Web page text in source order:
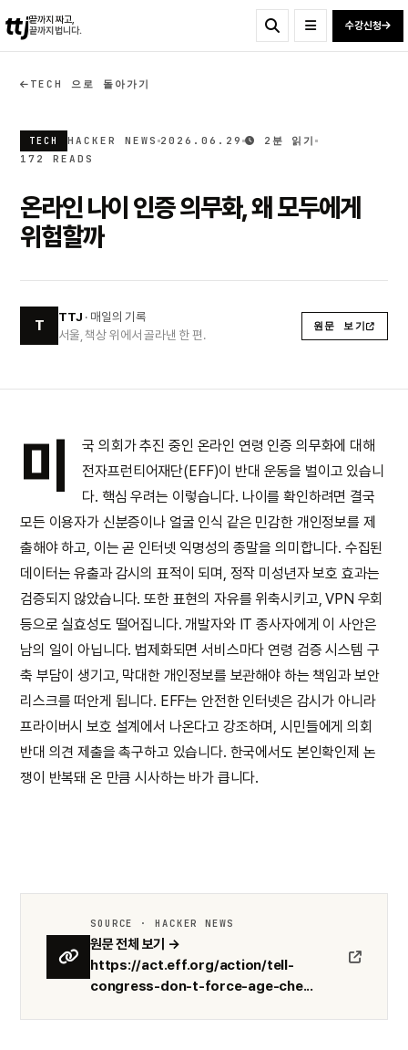
ttj끝까지 짜고,
끝까지 법니다.
수강신청
TECH 으로 돌아가기
TECH HACKER NEWS 2026.06.29
2분 읽기
172 READS
온라인 나이 인증 의무화, 왜 모두에게
위험할까
T
TTJ · 매일의 기록
서울, 책상 위에서 골라낸 한 편.
원문 보기
미
국 의회가 추진 중인 온라인 연령 인증 의무화에 대해
전자프런티어재단(EFF)이 반대 운동을 벌이고 있습니
다. 핵심 우려는 이렇습니다. 나이를 확인하려면 결국
모든 이용자가 신분증이나 얼굴 인식 같은 민감한 개인정보를 제
출해야 하고, 이는 곧 인터넷 익명성의 종말을 의미합니다. 수집된
데이터는 유출과 감시의 표적이 되며, 정작 미성년자 보호 효과는
검증되지 않았습니다. 또한 표현의 자유를 위축시키고, VPN 우회
등으로 실효성도 떨어집니다. 개발자와 IT 종사자에게 이 사안은
남의 일이 아닙니다. 법제화되면 서비스마다 연령 검증 시스템 구
축 부담이 생기고, 막대한 개인정보를 보관해야 하는 책임과 보안
리스크를 떠안게 됩니다. EFF는 안전한 인터넷은 감시가 아니라
프라이버시 보호 설계에서 나온다고 강조하며, 시민들에게 의회
반대 의견 제출을 촉구하고 있습니다. 한국에서도 본인확인제 논
쟁이 반복돼 온 만큼 시사하는 바가 큽니다.
SOURCE · HACKER NEWS
원문 전체 보기 →
https://act.eff.org/action/tell-
congress-don-t-force-age-che...